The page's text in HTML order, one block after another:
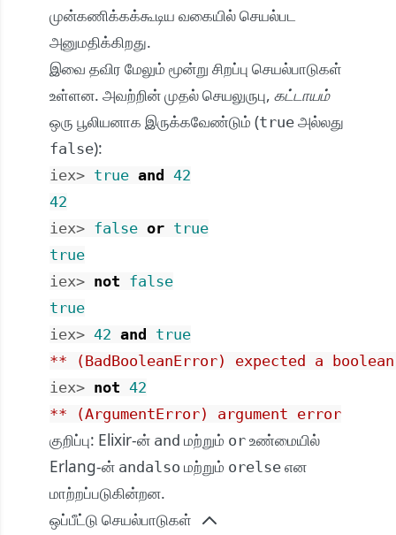
முன்கணிக்கக்கூடிய வகையில் செயல்பட
அனுமதிக்கிறது.
இவை தவிர மேலும் மூன்று சிறப்பு செயல்பாடுகள்
உள்ளன. அவற்றின் முதல் செயலுருபு, கட்டாயம்
ஒரு பூலியனாக இருக்கவேண்டும் (true அல்லது
false):
iex> true and
42
42
iex> false or true
true
iex> not false
true
iex> 42 and
true
** (BadBooleanError) expected a
iex> not 42
** (ArgumentError) argument error
குறிப்பு: Elixir-ன் and மற்றும் or உண்மையில்
Erlang-ன் andalso மற்றும் orelse என
மாற்றப்படுகின்றன.
ஒப்பீட்டு செயல்பாடுகள்